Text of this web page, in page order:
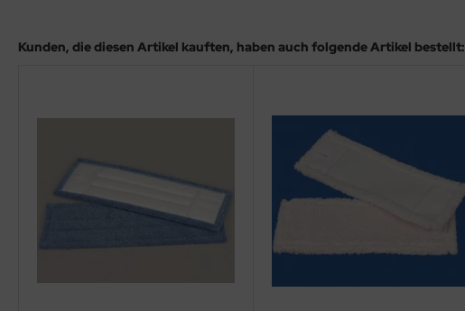
Kunden, die diesen Artikel kauften, haben auch folgende Artikel bestellt: